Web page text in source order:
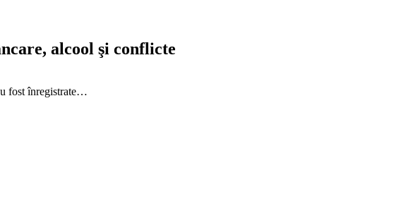
alcool şi conflicte
fost înregistrate…